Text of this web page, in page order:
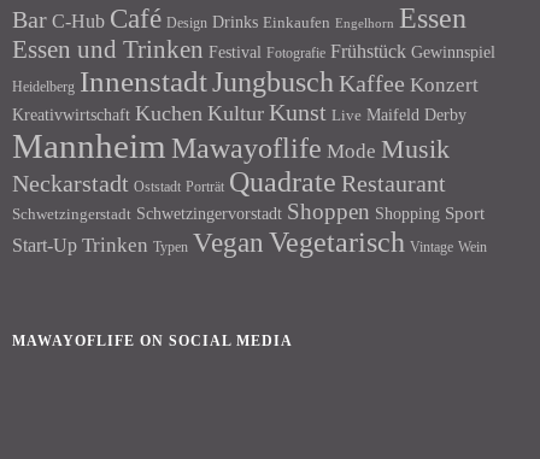
Bar C-Hub Café Design Drinks Einkaufen Engelhorn Essen
Essen und Trinken Festival Fotografie Frühstück Gewinnspiel
Heidelberg InnenstadtJungbusch Kaffee Konzert
Kreativwirtschaft Kuchen Kultur Kunst Live Maifeld Derby
Mannheim Mawayoflife Mode Musik
Neckarstadt Oststadt Porträt Quadrate Restaurant
Schwetzingerstadt Schwetzingervorstadt Shoppen Shopping Sport
Start-Up Trinken Typen Vegan Vegetarisch Vintage Wein
MAWAYOFLIFE ON SOCIAL MEDIA